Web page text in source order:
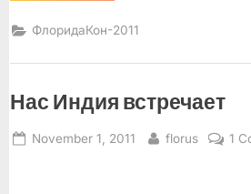
ФлоридаКон-2011
Нас Индия встречает
Posted
November 1, 2011 By
florus 1